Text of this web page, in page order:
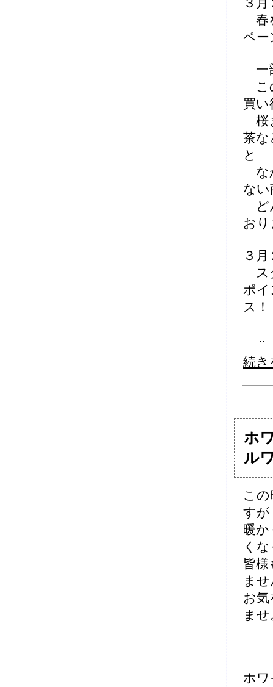
３
春
ペー
一
こ
買
桜
茶な
と
な
ない
ど
お
３
ス
ポイ
ス！
..
続き
ホ
ル
こ
すが
暖か
く
皆
ま
お
ませ
ホワ